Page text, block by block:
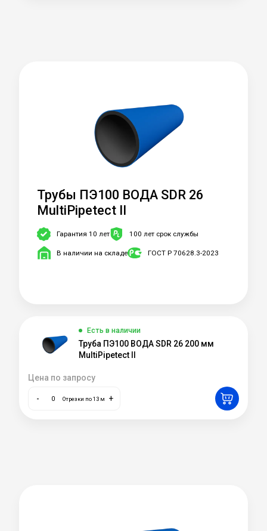
Трубы ПЭ100 ВОДА SDR 26
MultiPipetect II
Гарантия 10 лет 100 лет срок службы
В наличии на складе ГОСТ Р 70628.3-2023
Есть в наличии
Труба ПЭ100 ВОДА SDR 26 200 мм
MultiPipetect II
Цена по запросу
- Отрезки по 13 м +